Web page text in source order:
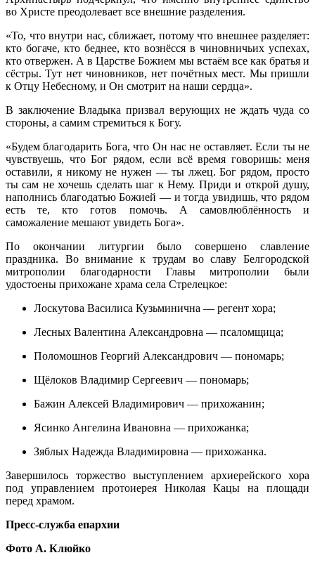
во Христе преодолевает все внешние разделения.
«То, что внутри нас, сближает, потому что внешнее разделяет:
кто богаче, кто беднее, кто вознёсся в чиновничьих успехах,
кто отвержен. А в Царстве Божием мы встаём все как братья и
сёстры. Тут нет чиновников, нет почётных мест. Мы пришли
к Отцу Небесному, и Он смотрит на наши сердца».
В заключение Владыка призвал верующих не ждать чуда со
стороны, а самим стремиться к Богу.
«Будем благодарить Бога, что Он нас не оставляет. Если ты не
чувствуешь, что Бог рядом, если всё время говоришь: меня
оставили, я никому не нужен — ты лжец. Бог рядом, просто
ты сам не хочешь сделать шаг к Нему. Приди и открой душу,
наполнись благодатью Божией — и тогда увидишь, что рядом
есть те, кто готов помочь. А самовлюблённость и
саможаление мешают увидеть Бога».
По окончании литургии было совершено славление
праздника. Во внимание к трудам во славу Белгородской
митрополии благодарности Главы митрополии были
удостоены прихожане храма села Стрелецкое:
Лоскутова Василиса Кузьминична — регент хора;
Лесных Валентина Александровна — псаломщица;
Поломошнов Георгий Александрович — пономарь;
Щёлоков Владимир Сергеевич — пономарь;
Бажин Алексей Владимирович — прихожанин;
Ясинко Ангелина Ивановна — прихожанка;
Зяблых Надежда Владимировна — прихожанка.
Завершилось торжество выступлением архиерейского хора
под управлением протоиерея Николая Кацы на площади
перед храмом.
Пресс-служба епархии
Фото А. Клюйко